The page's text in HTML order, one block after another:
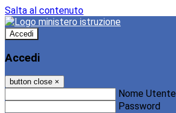
Salta al contenuto
Accedi
Accedi
button close ×
Nome Utente
Password